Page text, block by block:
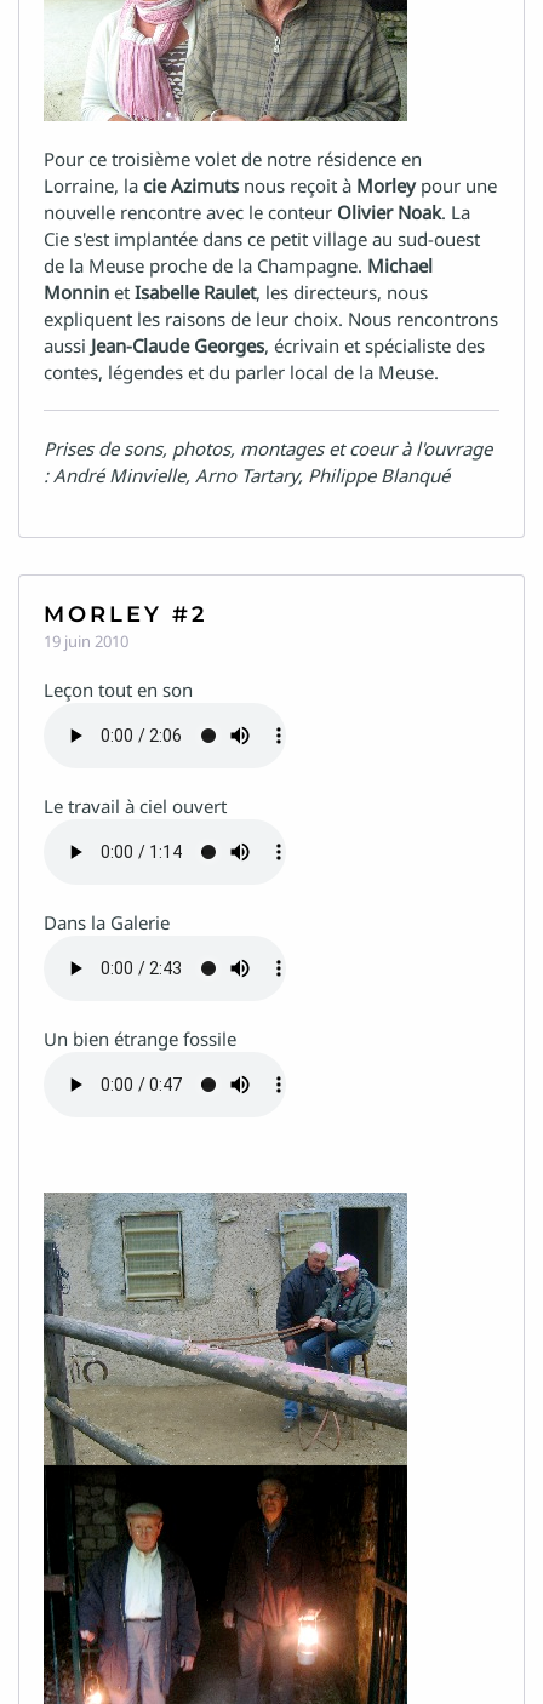
Pour ce troisième volet de notre résidence en
Lorraine, la cie Azimuts nous reçoit à Morleypour une
nouvelle rencontre avec le conteur Olivier Noak. La
Cie s'est implantée dans ce petit village au sud-ouest
de la Meuse proche de la Champagne. Michael
Monnin et Isabelle Raulet, les directeurs, nous
expliquent les raisons de leur choix. Nous rencontrons
aussi Jean-Claude Georges, écrivain et spécialiste des
contes, légendes et du parler local de la Meuse.
Prises de sons, photos, montages et coeur à l'ouvrage
: André Minvielle, Arno Tartary, Philippe Blanqué
MORLEY #2
19 juin 2010
Leçon tout en son
Le travail à ciel ouvert
Dans la Galerie
Un bien étrange fossile